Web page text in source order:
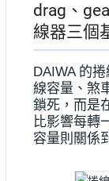
drag、
線器三個
DAIWA 的
線容量、煞
鎖死，而是
比影響每轉
容量則關係